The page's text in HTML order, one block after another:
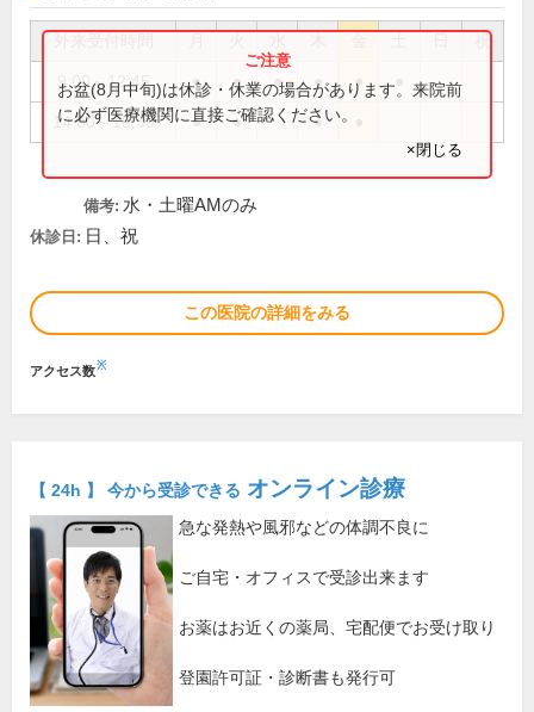
祝
9:00～12:45 ● ● ● ● ●
14:30～18:30 ● ● ●
お盆(8月中旬)は休診・休業の場合があります。来院前
に必ず医療機関に直接ご確認ください。
×閉じる
備考: 水・土曜AMのみ
休診日: 日、祝
この医院の詳細をみる
アクセス数※
【 24h 】 今から受診できる オンライン診療
急な発熱や風邪などの体調不良に
ご自宅・オフィスで受診出来ます
お薬はお近くの薬局、宅配便でお受け取り
登園許可証・診断書も発行可